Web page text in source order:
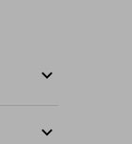
keyboard_arrow_down
keyboard_arrow_down